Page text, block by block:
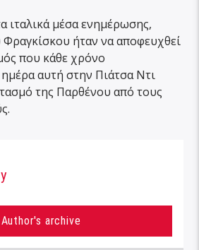
ιταλικά μέσα ενημέρωσης,
ήταν να αποφευχθεί
που κάθε χρόνο
αυτή στην Πιάτσα Ντι
της Παρθένου από τους
Author's archive